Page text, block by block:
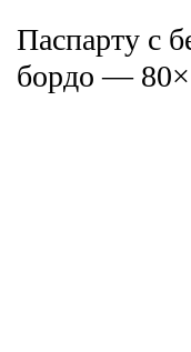
Паспарту с
бордо —